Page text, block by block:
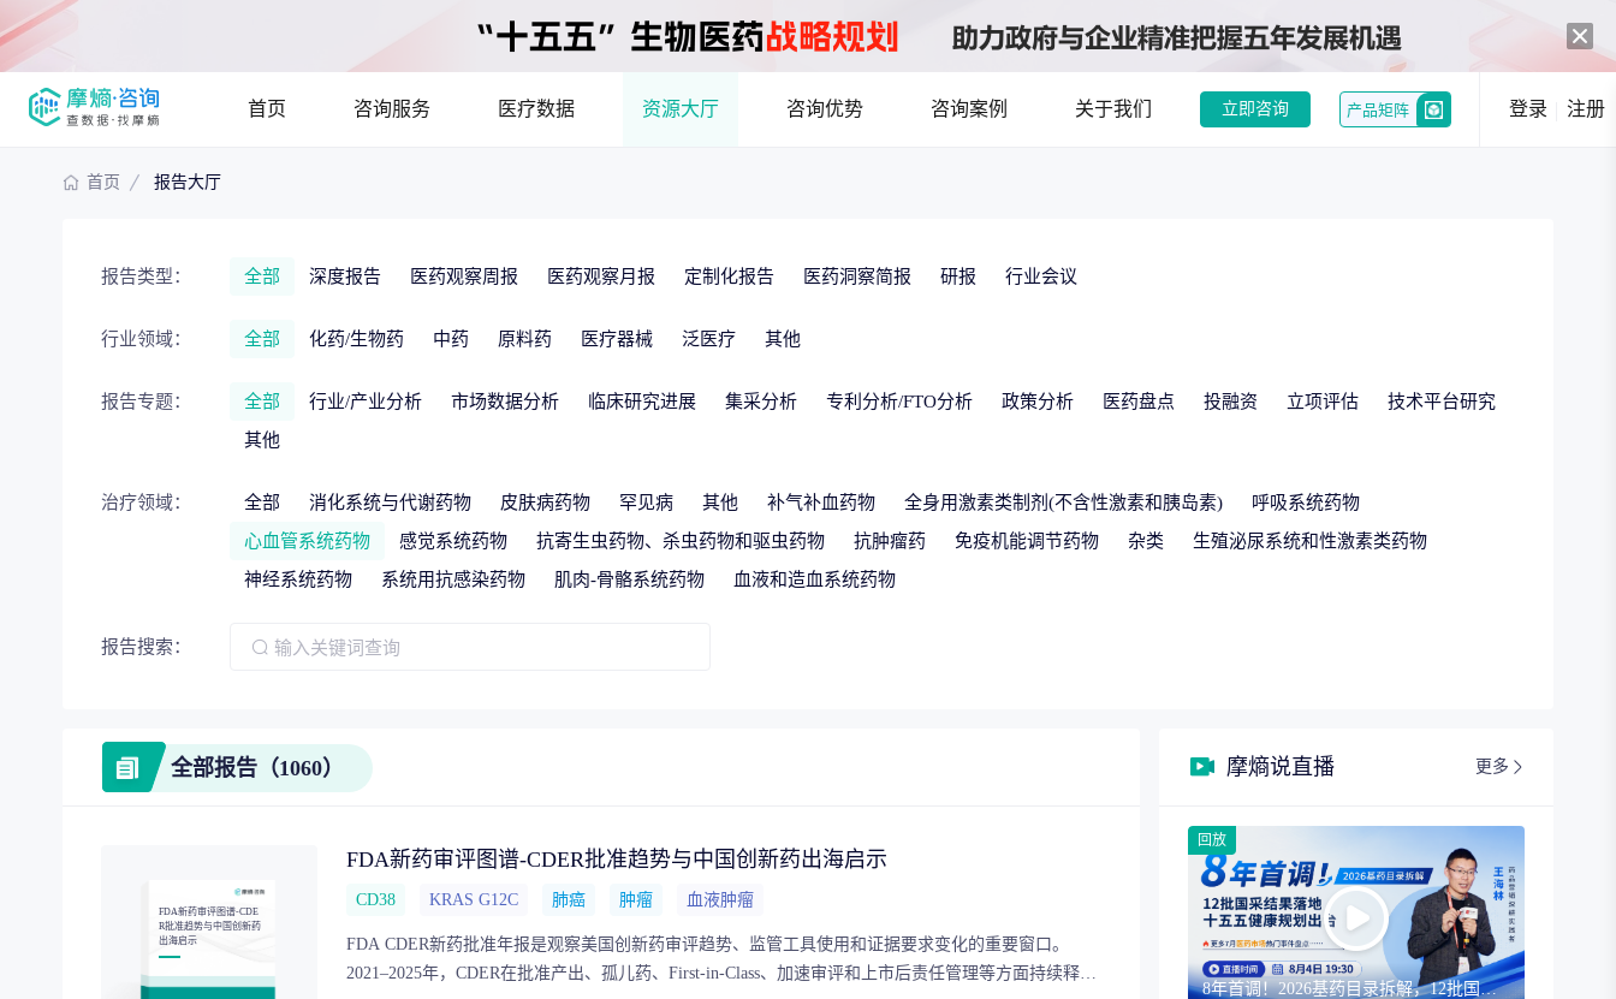
首页 咨询服务
提供疾病领域品种调研、品种立项等服务 数据驱动决策，为组织和企业提供趋势洞察
市场洞察
分析市场现状，洞察行业趋势 了解目标领域和市场情况，发现潜在机会
解码生物医药资本价值，赋能精准投资决策
项目价值评估 募投项目可行性论证 交易风险把控
专项服务
医疗数据 资源大厅 咨询优势 咨询案例 关于我们 立即咨询 产品矩阵 登录 注册
首页 报告大厅
报告类型： 全部 深度报告 医药观察周报 医药观察月报 定制化报告 医药洞察简报 研报 行业会议
行业领域： 全部 化药/生物药 中药 原料药 医疗器械 泛医疗 其他
报告专题： 全部 行业/产业分析 市场数据分析 临床研究进展 集采分析 专利分析/FTO分析 政策分析 医药盘点 投融资 立项评估
技术平台研究
其他
治疗领域： 全部 消化系统与代谢药物 皮肤病药物 罕见病 其他 补气补血药物 全身用激素类制剂(不含性激素和胰岛素)
呼吸系统药物
心血管系统药物
感觉系统药物 抗寄生虫药物、杀虫药物和驱虫药物 抗肿瘤药 免疫机能调节药物 杂类
生殖泌尿系统和性激素类药物
神经系统药物
系统用抗感染药物 肌肉-骨骼系统药物 血液和造血系统药物
报告搜索：
全部报告（1060）
FDA新药审评图谱-CDE
R批准趋势与中国创新药
出海启示
FDA新药审评图谱-CDER批准趋势与中国创新药出海启示
CD38 KRAS G12C 肺癌 肿瘤 血液肿瘤
FDA CDER新药批准年报是观察美国创新药审评趋势、监管工具使用和证据要求变化的重要窗口。
2021–2025年，CDER在批准产出、孤儿药、First-in-Class、加速审评和上市后责任管理等方面持续释放
摩熵说直播 更多
回放
8年首调！2026基药目录拆解，12批国采结果落地，十五五健康规划出台